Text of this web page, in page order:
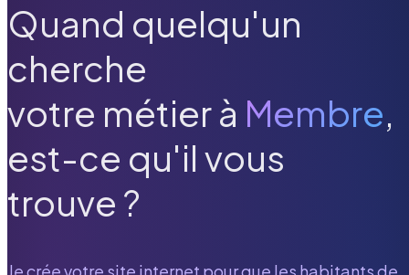
Quand quelqu'un
cherche
votre métier à Membre,
est-ce qu'il vous
trouve ?
Je crée votre site internet pour que les habitants de